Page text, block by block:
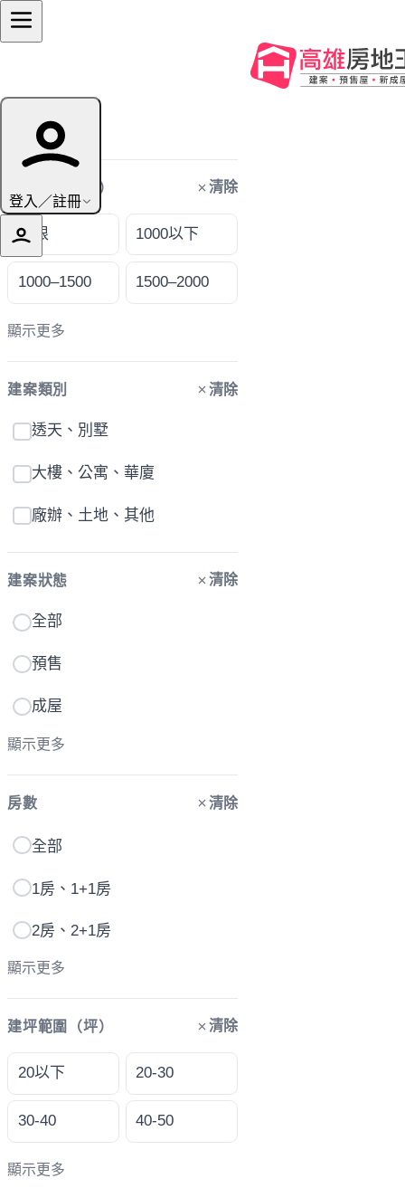
登入／註冊
篩選條件
購屋預算（萬） 清除
不限 1000以下
1000–1500 1500–2000
顯示更多
建案類別 清除
透天、別墅
大樓、公寓、華廈
廠辦、土地、其他
建案狀態 清除
全部
預售
成屋
顯示更多
房數 清除
全部
1房、1+1房
2房、2+1房
顯示更多
建坪範圍（坪） 清除
20以下 20-30
30-40 40-50
顯示更多